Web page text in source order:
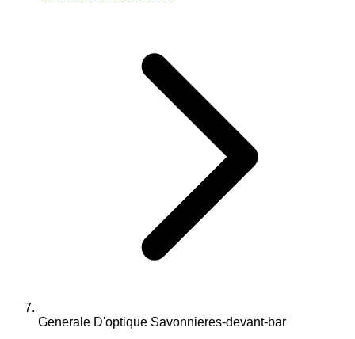
Generale D'optique Savonnieres-devant-bar